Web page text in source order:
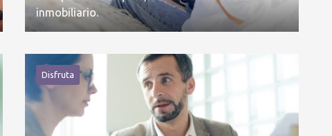
inmobiliario.
Disfruta